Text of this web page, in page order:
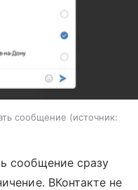
сообщение
источник:
сообщение сразу
ВКонтакте не